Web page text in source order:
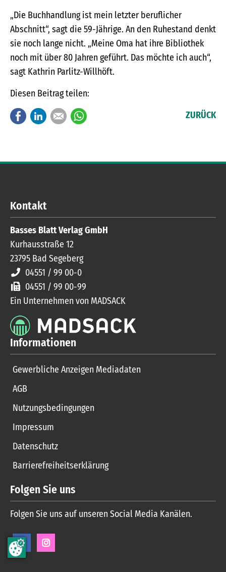
„Die Buchhandlung ist mein letzter beruflicher
Abschnitt“, sagt die 59-Jährige. An den Ruhestand denkt
sie noch lange nicht. „Meine Oma hat ihre Bibliothek
noch mit über 80 Jahren geführt. Das möchte ich auch“,
sagt Kathrin Parlitz-Willhöft.
Diesen Beitrag teilen:
FacebookLinkedInE-mail ZURÜCK
Kontakt
Basses Blatt Verlag GmbH
Kurhausstraße 12
23795 Bad Segeberg
04551 / 99 00-0
04551 / 99 00-99
Ein Unternehmen von MADSACK
Informationen
Gewerbliche Anzeigen Mediadaten
AGB
Nutzungsbedingungen
Impressum
Datenschutz
Barrierefreiheitserklärung
Folgen Sie uns
Folgen Sie uns auf unseren Social Media Kanälen.